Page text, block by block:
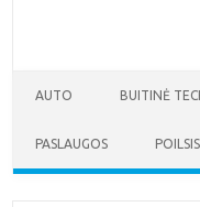
AUTO BUITINĖ
PASLAUGOS POILSIS